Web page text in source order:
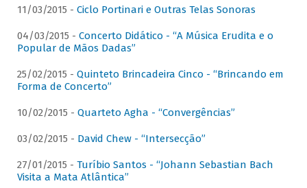
11/03/2015 - Ciclo Portinari e Outras Telas Sonoras
04/03/2015 - Concerto Didático - “A Música Erudita e o
Popular de Mãos Dadas”
25/02/2015 - Quinteto Brincadeira Cinco - “Brincando em
Forma de Concerto”
10/02/2015 - Quarteto Agha - “Convergências”
03/02/2015 - David Chew - “Intersecção”
27/01/2015 - Turíbio Santos - “Johann Sebastian Bach
Visita a Mata Atlântica”